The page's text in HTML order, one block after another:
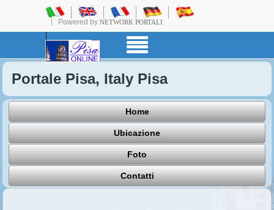
Powered by NETWORK PORTALI
Portale Pisa, Italy Pisa
Home
Ubicazione
Foto
Contatti